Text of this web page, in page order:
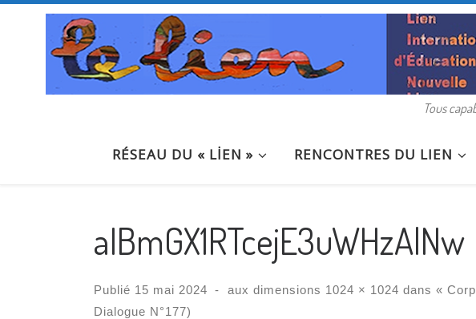
Passer au contenu
Tous
RÉSEAU DU « LİEN » RENCONTRES DU LIEN
aIBmGX1RTcejE3uWHzAlNw
Publié 15 mai 2024 - aux dimensions 1024 × 1024 dans «
Dialogue N°177)